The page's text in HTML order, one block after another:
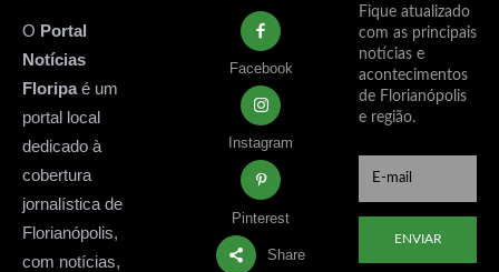
O Portal
Notícias
Floripaé um
portal local
dedicado à
cobertura
jornalística de
Florianópolis,
com notícias,
Facebook
Instagram
Pinterest
Share
Fique atualizado
com as principais
notícias e
acontecimentos
de Florianópolis
e região.
ENVIAR